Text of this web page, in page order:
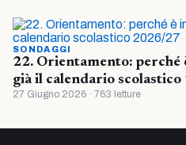
SONDAGGI
22. Orientamento: perché
già il calendario
27 Giugno 2026 · 763 letture